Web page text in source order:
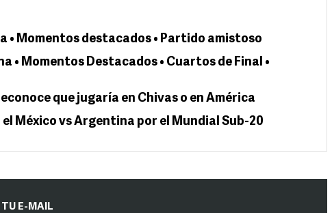
• Momentos destacados • Partido amistoso
• Momentos Destacados • Cuartos de Final •
que jugaría en Chivas o en América
el México vs Argentina por el Mundial Sub-20
E-MAIL